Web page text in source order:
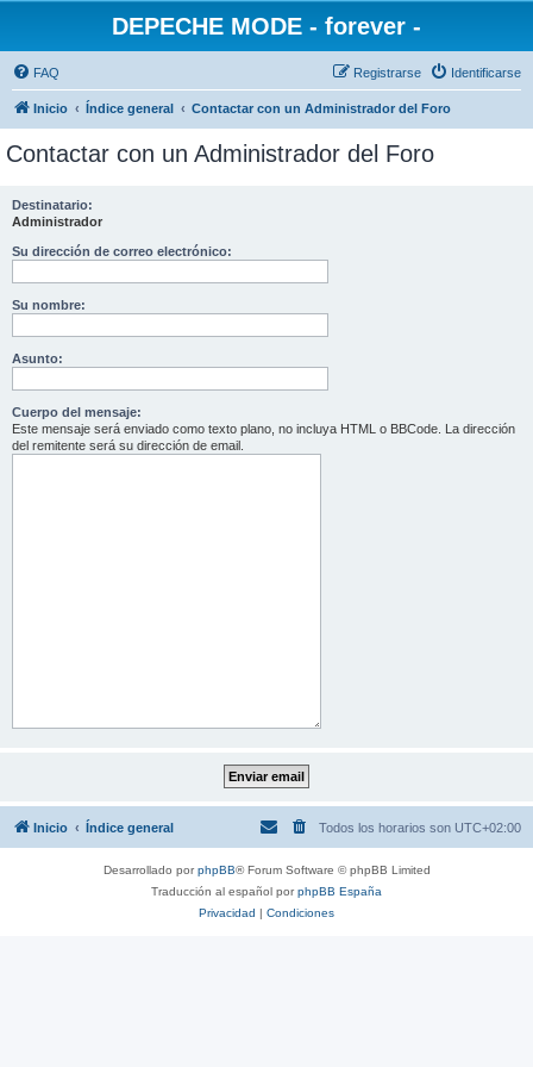
DEPECHE MODE - forever -
FAQ Identificarse
Registrarse
Inicio Índice general Contactar con un Administrador del Foro
Contactar con un Administrador del Foro
Destinatario:
Administrador
Su dirección de correo electrónico:
Su nombre:
Asunto:
Cuerpo del mensaje:
Este mensaje será enviado como texto plano, no incluya HTML o BBCode. La dirección
del remitente será su dirección de email.
Inicio Índice general Todos los horarios son UTC+02:00
Desarrollado porphpBB® Forum Software © phpBB Limited
Traducción al español porphpBB España
Privacidad | Condiciones